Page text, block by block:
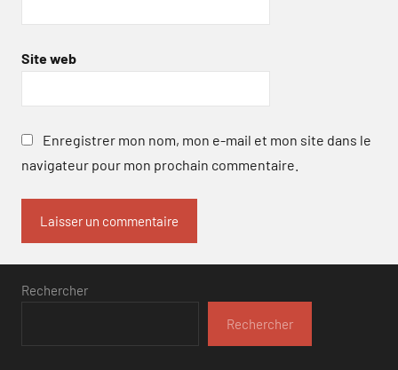
Site web
Enregistrer mon nom, mon e-mail et mon site dans le
navigateur pour mon prochain commentaire.
Rechercher
Rechercher